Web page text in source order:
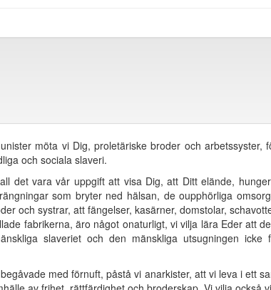
möta vi Dig, proletäriske broder och
och sociala slaveri.
det vara vår uppgift att visa Dig, att Ditt elände,
som bryter ned hälsan, de oupphörliga
och systrar, att fängelser, kasärner, domstolar,
fabrikerna, äro något onaturligt, vi vilja lära Eder att
slaveriet och den mänskliga utsugningen
med förnuft, påstå vi anarkister, att vi leva i ett